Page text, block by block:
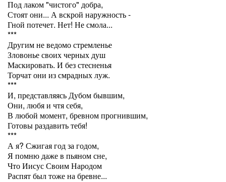
Под лаком "чистого" добра,
Стоят они... А вскрой наружность -
Гной потечет. Нет! Не смола...
***
Другим не ведомо стремленье
Зловонье своих черных душ
Маскировать. И без стесненья
Торчат они из смрадных луж.
***
И, представляясь Дубом бывшим,
Они, любя и чтя себя,
В любой момент, бревном прогнившим,
Готовы раздавить тебя!
***
А я? Сжигая год за годом,
Я помню даже в пьяном сне,
Что Иисус Своим Народом
Распят был тоже на бревне...